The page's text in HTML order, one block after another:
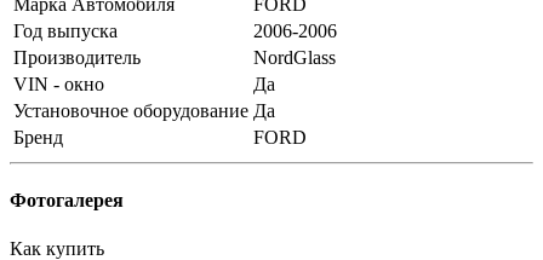
Марка Автомобиля
FORD
Год выпуска
2006-2006
Производитель
NordGlass
VIN - окно
Да
Установочное оборудование Да
Бренд
FORD
Фотогалерея
Как купить